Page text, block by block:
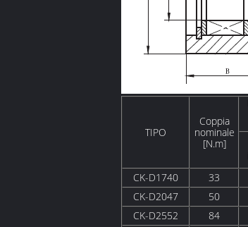
TIPO
Coppia
nominale
[N.m]
CK-D1740 33
CK-D2047
50
CK-D2552
84